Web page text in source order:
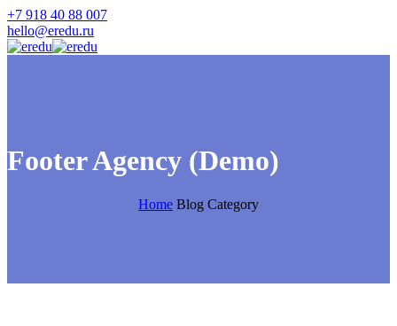
+7 918 40 88 007
hello@eredu.ru
Footer Agency (Demo)
Home Blog Category